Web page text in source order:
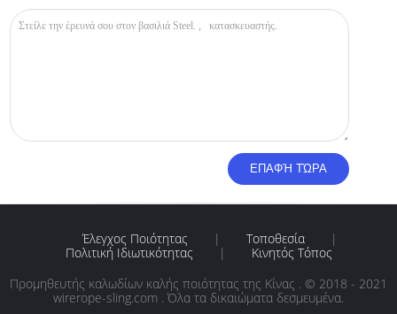
Έλεγχος Ποιότητας | Τοποθεσία
|
Πολιτική Ιδιωτικότητας
|
Κινητός Τόπος
Προμηθευτής καλωδίων καλής ποιότητας της Κίνας . © 2018 - 2021
wirerope-sling.com . Όλα τα δικαιώματα δεσμευμένα.